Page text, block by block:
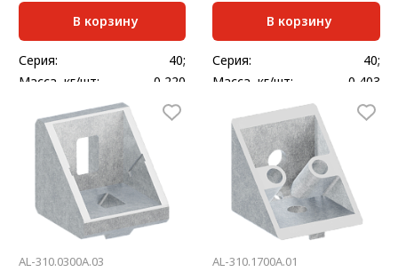
В корзину
Серия:
40;
Масса, кг/шт:
0,220
В корзину
Серия:
40;
Масса, кг/шт:
0,403
4
AL-310.0300A.03
AL-310.1700А.01